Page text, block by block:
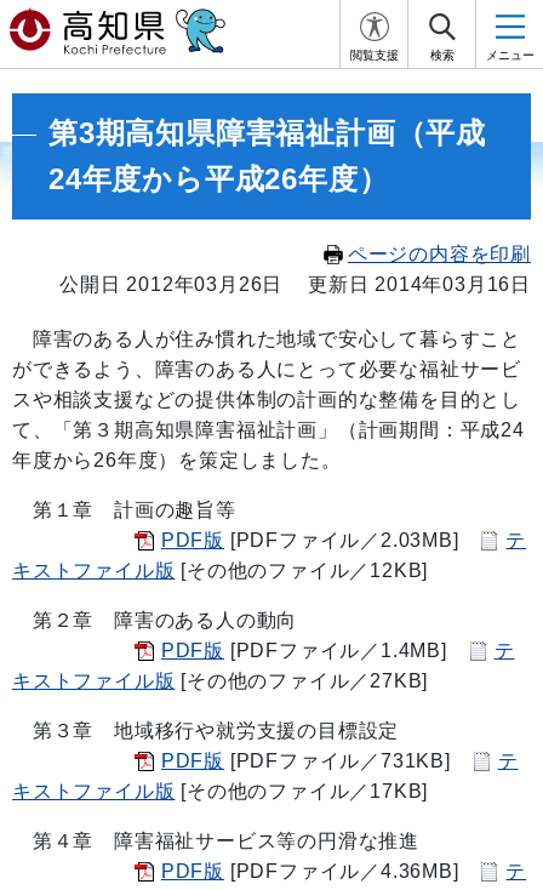
閲覧支援 検索 メニュー
第3期高知県障害福祉計画（平成
24年度から平成26年度）
ページの内容を印刷
公開日 2012年03月26日
更新日 2014年03月16日
障害のある人が住み慣れた地域で安心して暮らすこと
ができるよう、障害のある人にとって必要な福祉サービ
スや相談支援などの提供体制の計画的な整備を目的とし
て、「第３期高知県障害福祉計画」（計画期間：平成24
年度から26年度）を策定しました。
第１章 計画の趣旨等
PDF版 [PDFファイル／2.03MB]
テ
キストファイル版 [その他のファイル／12KB]
第２章 障害のある人の動向
PDF版 [PDFファイル／1.4MB]
テ
キストファイル版 [その他のファイル／27KB]
第３章 地域移行や就労支援の目標設定
PDF版 [PDFファイル／731KB]
テ
キストファイル版 [その他のファイル／17KB]
第４章 障害福祉サービス等の円滑な推進
PDF版 [PDFファイル／4.36MB]
テ